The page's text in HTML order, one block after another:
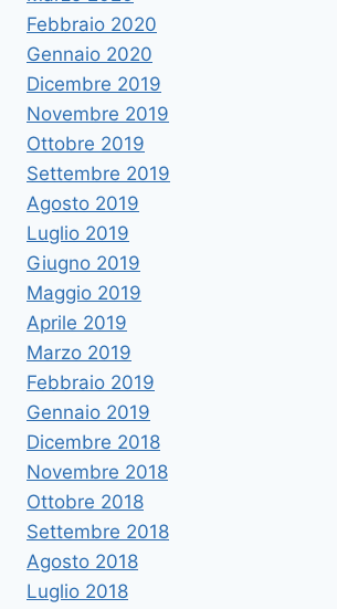
Febbraio 2020
Gennaio 2020
Dicembre 2019
Novembre 2019
Ottobre 2019
Settembre 2019
Agosto 2019
Luglio 2019
Giugno 2019
Maggio 2019
Aprile 2019
Marzo 2019
Febbraio 2019
Gennaio 2019
Dicembre 2018
Novembre 2018
Ottobre 2018
Settembre 2018
Agosto 2018
Luglio 2018